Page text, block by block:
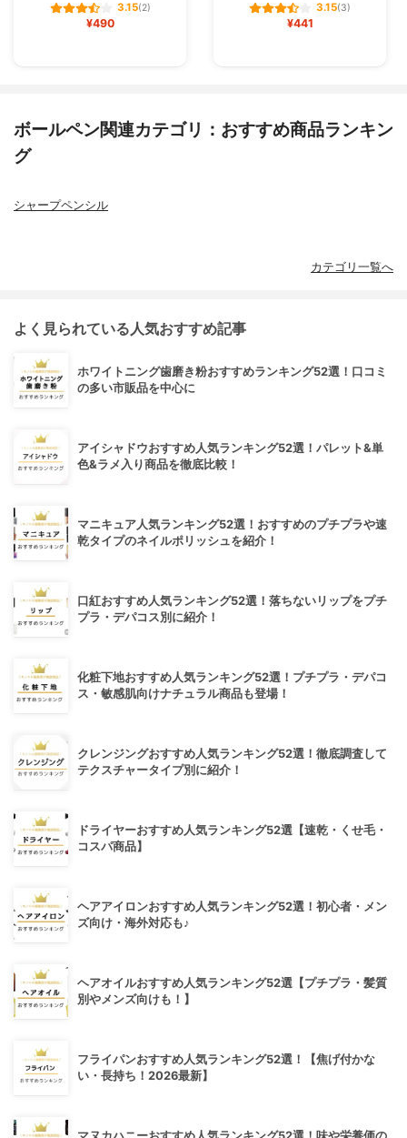
3.15(2)
¥490
3.15(3)
¥441
ボールペン関連カテゴリ：おすすめ商品ランキン
グ
シャープペンシル
カテゴリ一覧へ
よく見られている人気おすすめ記事
ホワイトニング歯磨き粉おすすめランキング52選！口コミ
の多い市販品を中心に
アイシャドウおすすめ人気ランキング52選！パレット&単
色&ラメ入り商品を徹底比較！
マニキュア人気ランキング52選！おすすめのプチプラや速
乾タイプのネイルポリッシュを紹介！
口紅おすすめ人気ランキング52選！落ちないリップをプチ
プラ・デパコス別に紹介！
化粧下地おすすめ人気ランキング52選！プチプラ・デパコ
ス・敏感肌向けナチュラル商品も登場！
クレンジングおすすめ人気ランキング52選！徹底調査して
テクスチャータイプ別に紹介！
ドライヤーおすすめ人気ランキング52選【速乾・くせ毛・
コスパ商品】
ヘアアイロンおすすめ人気ランキング52選！初心者・メン
ズ向け・海外対応も♪
ヘアオイルおすすめ人気ランキング52選【プチプラ・髪質
別やメンズ向けも！】
フライパンおすすめ人気ランキング52選！【焦げ付かな
い・長持ち！2026最新】